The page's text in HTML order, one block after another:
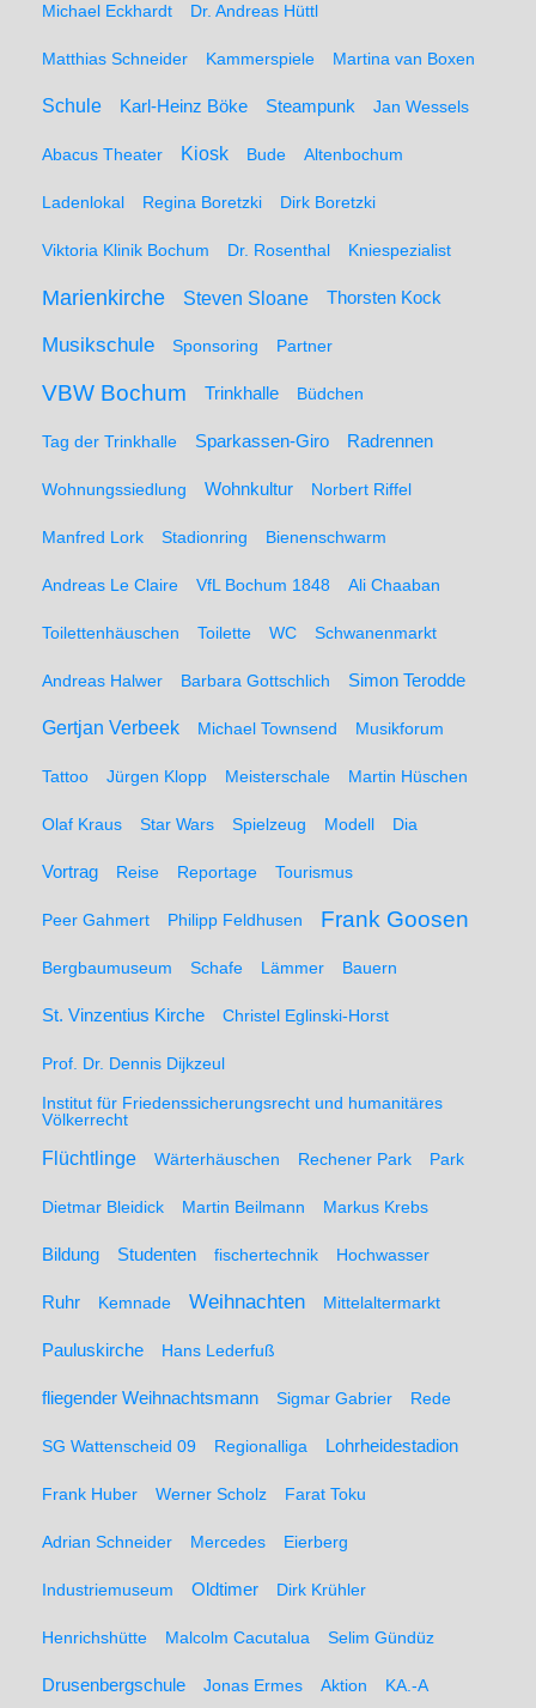
Michael Eckhardt Dr. Andreas Hüttl
Matthias Schneider Kammerspiele Martina van Boxen
Schule Karl-Heinz Böke Steampunk Jan Wessels
Abacus Theater Kiosk Bude Altenbochum
Ladenlokal Regina Boretzki Dirk Boretzki
Viktoria Klinik Bochum Dr. Rosenthal Kniespezialist
Marienkirche Steven Sloane Thorsten Kock
Musikschule Sponsoring Partner
VBW Bochum Trinkhalle Büdchen
Tag der Trinkhalle Sparkassen-Giro Radrennen
Wohnungssiedlung Wohnkultur Norbert Riffel
Manfred Lork Stadionring Bienenschwarm
Andreas Le Claire VfL Bochum 1848 Ali Chaaban
Toilettenhäuschen Toilette WC Schwanenmarkt
Andreas Halwer Barbara Gottschlich Simon Terodde
Gertjan Verbeek Michael Townsend Musikforum
Tattoo Jürgen Klopp Meisterschale Martin Hüschen
Olaf Kraus Star Wars Spielzeug Modell Dia
Vortrag Reise Reportage Tourismus
Peer Gahmert Philipp Feldhusen Frank Goosen
Bergbaumuseum Schafe Lämmer Bauern
St. Vinzentius Kirche Christel Eglinski-Horst
Prof. Dr. Dennis Dijkzeul
Institut für Friedenssicherungsrecht und humanitäres
Völkerrecht
Flüchtlinge Wärterhäuschen Rechener Park Park
Dietmar Bleidick Martin Beilmann Markus Krebs
Bildung Studenten fischertechnik Hochwasser
Ruhr Kemnade Weihnachten Mittelaltermarkt
Pauluskirche Hans Lederfuß
fliegender Weihnachtsmann Sigmar Gabrier Rede
SG Wattenscheid 09 Regionalliga Lohrheidestadion
Frank Huber Werner Scholz Farat Toku
Adrian Schneider Mercedes Eierberg
Industriemuseum Oldtimer Dirk Krühler
Henrichshütte Malcolm Cacutalua Selim Gündüz
Drusenbergschule Jonas Ermes Aktion KA.-A